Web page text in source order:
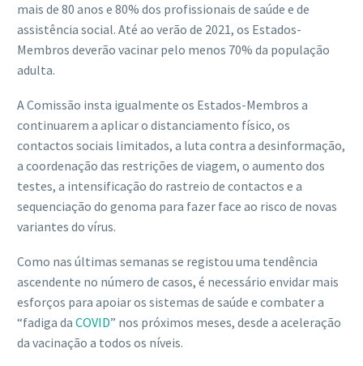
mais de 80 anos e 80% dos profissionais de saúde e de
assistência social. Até ao verão de 2021, os Estados-
Membros deverão vacinar pelo menos 70% da população
adulta.
A Comissão insta igualmente os Estados-Membros a
continuarem a aplicar o distanciamento físico, os
contactos sociais limitados, a luta contra a desinformação,
a coordenação das restrições de viagem, o aumento dos
testes, a intensificação do rastreio de contactos e a
sequenciação do genoma para fazer face ao risco de novas
variantes do vírus.
Como nas últimas semanas se registou uma tendência
ascendente no número de casos, é necessário envidar mais
esforços para apoiar os sistemas de saúde e combater a
“fadiga da COVID” nos próximos meses, desde a aceleração
da vacinação a todos os níveis.